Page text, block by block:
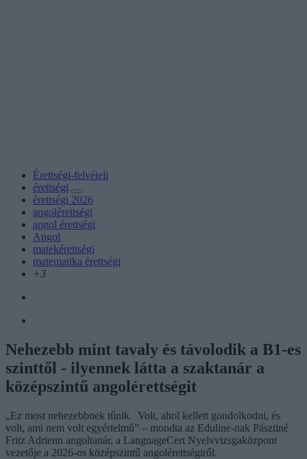
Érettségi-felvételi
érettségi
érettségi 2026
angolérettségi
angol érettségi
Angol
matekérettségi
matematika érettségi
+3
Nehezebb mint tavaly és távolodik a B1-es
szinttől - ilyennek látta a szaktanár a
középszintű angolérettségit
„Ez most nehezebbnek tűnik. Volt, ahol kellett gondolkodni, és
volt, ami nem volt egyértelmű” – mondta az Eduline-nak Pásztiné
Fritz Adrienn angoltanár, a LanguageCert Nyelvvizsgaközpont
vezetője a 2026-os középszintű angolérettségiről.